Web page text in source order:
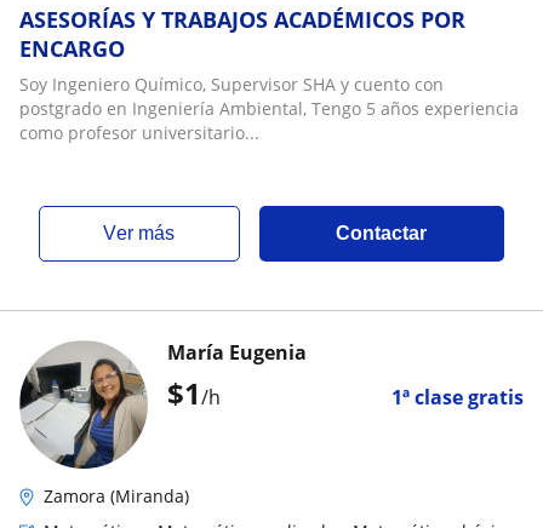
ASESORÍAS Y TRABAJOS ACADÉMICOS POR
ENCARGO
Soy Ingeniero Químico, Supervisor SHA y cuento con
postgrado en Ingeniería Ambiental, Tengo 5 años experiencia
como profesor universitario...
ver más Contactar
$1/h 1ª clase gratis
María Eugenia
Zamora (Miranda)